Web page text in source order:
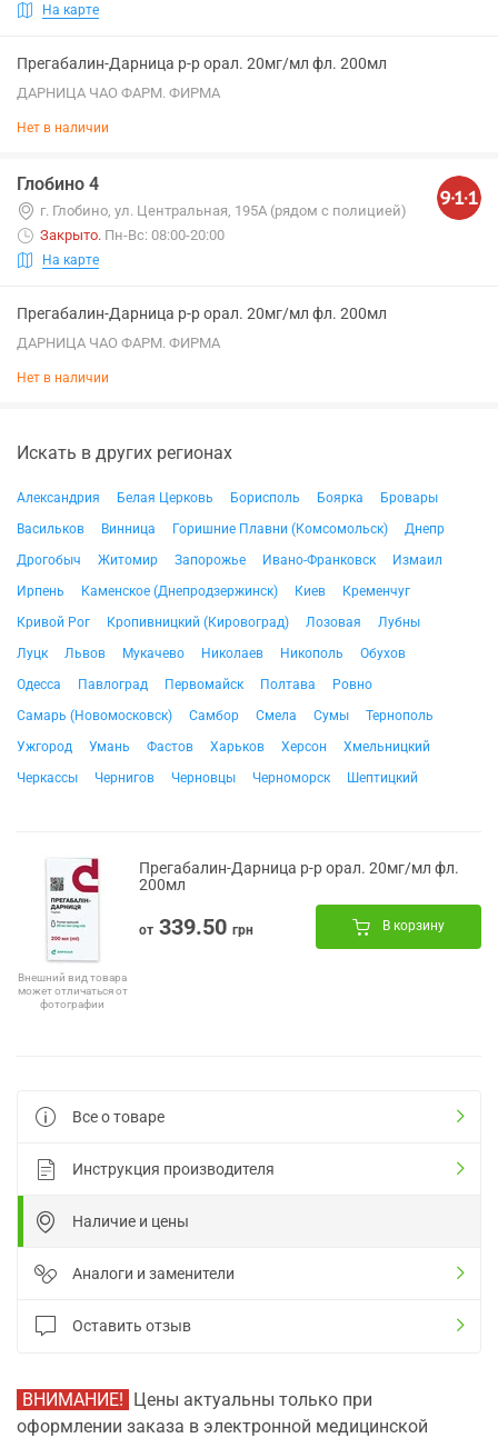
На карте
Прегабалин-Дарница р-р орал. 20мг/мл фл. 200мл
ДАРНИЦА ЧАО ФАРМ. ФИРМА
Нет в наличии
Глобино 4
г. Глобино, ул. Центральная, 195А (рядом с полицией)
Закрыто. Пн-Вс: 08:00-20:00
На карте
Прегабалин-Дарница р-р орал. 20мг/мл фл. 200мл
ДАРНИЦА ЧАО ФАРМ. ФИРМА
Нет в наличии
Искать в других регионах
Александрия Белая Церковь Борисполь Боярка
Бровары
Васильков
Винница Горишние Плавни (Комсомольск)
Днепр
Дрогобыч
Житомир Запорожье Ивано-Франковск
Измаил
Ирпень
Каменское (Днепродзержинск) Киев
Кременчуг
Кривой Рог
Кропивницкий (Кировоград) Лозовая
Лубны
Луцк
Львов Мукачево Николаев Никополь
Обухов
Одесса
Павлоград Первомайск Полтава
Ровно
Самарь (Новомосковск)
Самбор Смела Сумы
Тернополь
Ужгород
Умань Фастов Харьков Херсон
Хмельницкий
Черкассы
Чернигов Черновцы Черноморск Шептицкий
Внешний вид товара
может отличаться от
фотографии
Прегабалин-Дарница р-р орал. 20мг/мл фл.
200мл
от 339.50 грн В корзину
Все о товаре
Инструкция производителя
Наличие и цены
Аналоги и заменители
Оставить отзыв
ВНИМАНИЕ! Цены актуальны только при
оформлении заказа в электронной медицинской